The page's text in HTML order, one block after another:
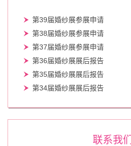
第39届婚纱展参展申请
第38届婚纱展参展申请
第37届婚纱展参展申请
第36届婚纱展展后报告
第35届婚纱展展后报告
第34届婚纱展展后报告
联系我们